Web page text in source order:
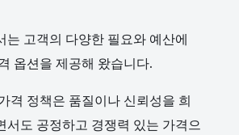
는 고객의 다양한 필요와 예산에
옵션을 제공해 왔습니다.
격 정책은 품질이나 신뢰성을 희
서도 공정하고 경쟁력 있는 가격으